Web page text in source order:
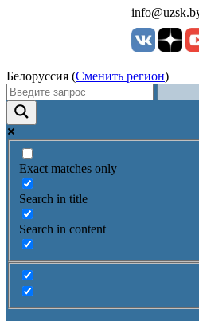
Белоруссия (Сменить регион)
Exact matches only
Search in title
Search in content